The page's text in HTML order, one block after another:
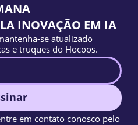
INOVAÇÃO EM IA
se atualizado
e truques do Hocoos.
em contato conosco pelo